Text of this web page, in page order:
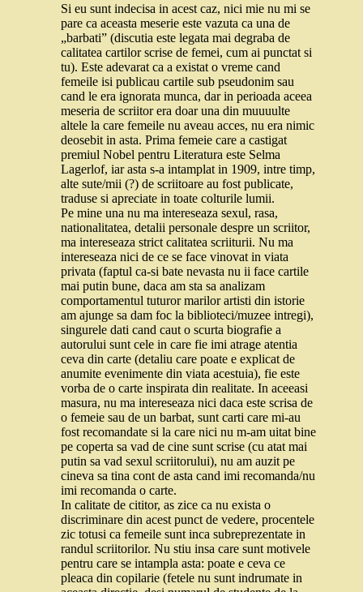
Si eu sunt indecisa in acest caz, nici mie nu mi se
pare ca aceasta meserie este vazuta ca una de
„barbati” (discutia este legata mai degraba de
calitatea cartilor scrise de femei, cum ai punctat si
tu). Este adevarat ca a existat o vreme cand
femeile isi publicau cartile sub pseudonim sau
cand le era ignorata munca, dar in perioada aceea
meseria de scriitor era doar una din muuuulte
altele la care femeile nu aveau acces, nu era nimic
deosebit in asta. Prima femeie care a castigat
premiul Nobel pentru Literatura este Selma
Lagerlof, iar asta s-a intamplat in 1909, intre timp,
alte sute/mii (?) de scriitoare au fost publicate,
traduse si apreciate in toate colturile lumii.
Pe mine una nu ma intereseaza sexul, rasa,
nationalitatea, detalii personale despre un scriitor,
ma intereseaza strict calitatea scriiturii. Nu ma
intereseaza nici de ce se face vinovat in viata
privata (faptul ca-si bate nevasta nu ii face cartile
mai putin bune, daca am sta sa analizam
comportamentul tuturor marilor artisti din istorie
am ajunge sa dam foc la biblioteci/muzee intregi),
singurele dati cand caut o scurta biografie a
autorului sunt cele in care fie imi atrage atentia
ceva din carte (detaliu care poate e explicat de
anumite evenimente din viata acestuia), fie este
vorba de o carte inspirata din realitate. In aceeasi
masura, nu ma intereseaza nici daca este scrisa de
o femeie sau de un barbat, sunt carti care mi-au
fost recomandate si la care nici nu m-am uitat bine
pe coperta sa vad de cine sunt scrise (cu atat mai
putin sa vad sexul scriitorului), nu am auzit pe
cineva sa tina cont de asta cand imi recomanda/nu
imi recomanda o carte.
In calitate de cititor, as zice ca nu exista o
discriminare din acest punct de vedere, procentele
zic totusi ca femeile sunt inca subreprezentate in
randul scriitorilor. Nu stiu insa care sunt motivele
pentru care se intampla asta: poate e ceva ce
pleaca din copilarie (fetele nu sunt indrumate in